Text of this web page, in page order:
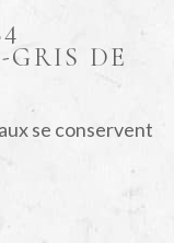
GRIS DE
se conservent